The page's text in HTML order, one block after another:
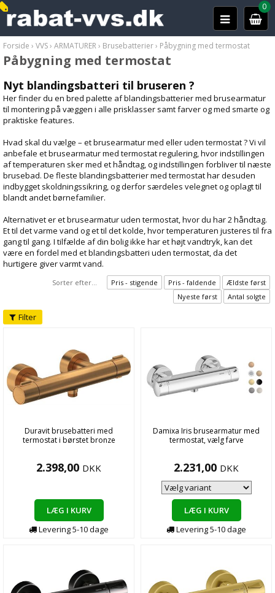
0
Forside › VVS› ARMATURER› Brusebatterier› Påbygning med termostat
Påbygning med termostat
Nyt blandingsbatteri til bruseren ?
Her finder du en bred palette af blandingsbatterier med brusearmatur
til montering på væggen i alle prisklasser samt farver og med smarte og
praktiske features.
Hvad skal du vælge – et brusearmatur med eller uden termostat ? Vi vil
anbefale et brusearmatur med termostat regulering, hvor indstillingen
af temperaturen sker med et håndtag, og indstillingen forbliver til næste
brusebad. De fleste blandingsbatterier med termostat har desuden
indbygget skoldningssikring, og derfor særdeles velegnet og oplagt til
blandt andet børnefamilier.
Alternativet er et brusearmatur uden termostat, hvor du har 2 håndtag.
Et til det varme vand og et til det kolde, hvor temperaturen justeres til fra
gang til gang. I tilfælde af din bolig ikke har et højt vandtryk, kan det
være en fordel med et blandingsbatteri uden termostat, da det
hurtigere giver varmt vand.
Sorter efter... Pris - stigende Pris - faldende
Ældste først
Nyeste først
Antal solgte
Filter
Duravit brusebatteri med
termostat i børstet bronze
2.398,00 DKK
LÆG I KURV
Levering5-10dage
Damixa Iris brusearmatur med
termostat, vælg farve
2.231,00 DKK
LÆG I KURV
Levering5-10dage